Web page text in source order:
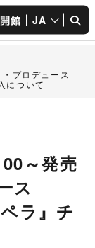
開館 JA
プロデュース
について
～発売
ス
ラ』チ